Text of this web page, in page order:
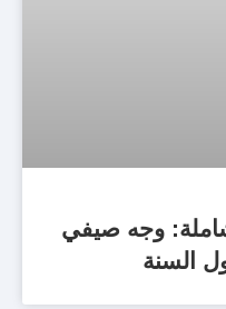
وجه صيفي
السنة